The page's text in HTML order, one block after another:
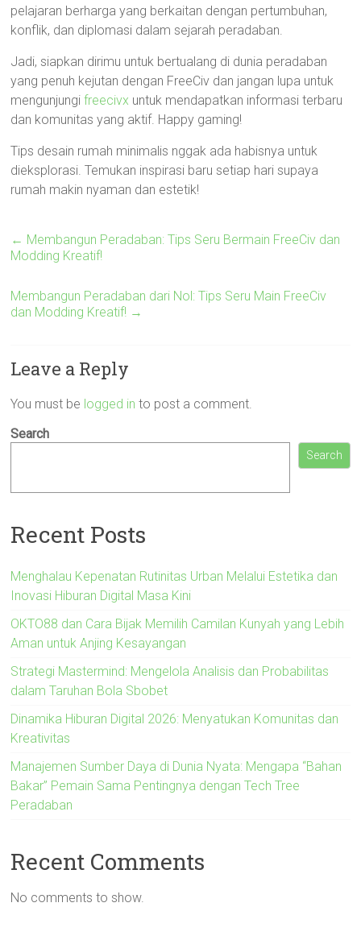
pelajaran berharga yang berkaitan dengan pertumbuhan,
konflik, dan diplomasi dalam sejarah peradaban.
Jadi, siapkan dirimu untuk bertualang di dunia peradaban
yang penuh kejutan dengan FreeCiv dan jangan lupa untuk
mengunjungifreecivx untuk mendapatkan informasi terbaru
dan komunitas yang aktif. Happy gaming!
Tips desain rumah minimalis nggak ada habisnya untuk
dieksplorasi. Temukan inspirasi baru setiap hari supaya
rumah makin nyaman dan estetik!
← Membangun Peradaban: Tips Seru Bermain FreeCiv dan
Modding Kreatif!
Membangun Peradaban dari Nol: Tips Seru Main FreeCiv
dan Modding Kreatif! →
Leave a Reply
You must be logged in to post a comment.
Search
Search
Recent Posts
Menghalau Kepenatan Rutinitas Urban Melalui Estetika dan
Inovasi Hiburan Digital Masa Kini
OKTO88 dan Cara Bijak Memilih Camilan Kunyah yang Lebih
Aman untuk Anjing Kesayangan
Strategi Mastermind: Mengelola Analisis dan Probabilitas
dalam Taruhan Bola Sbobet
Dinamika Hiburan Digital 2026: Menyatukan Komunitas dan
Kreativitas
Manajemen Sumber Daya di Dunia Nyata: Mengapa “Bahan
Bakar” Pemain Sama Pentingnya dengan Tech Tree
Peradaban
Recent Comments
No comments to show.